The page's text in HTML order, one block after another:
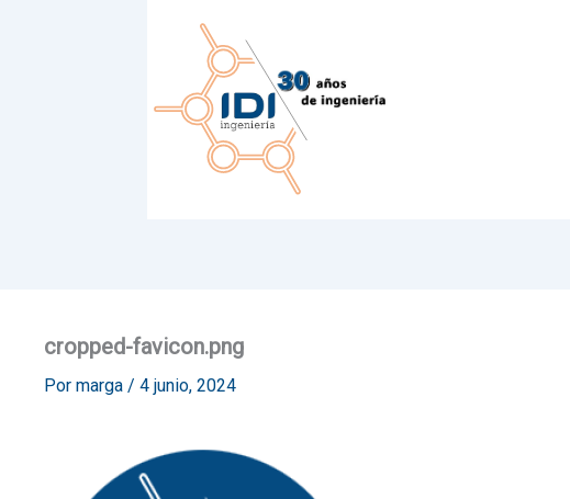
cropped-favicon.png
Por marga / 4 junio, 2024